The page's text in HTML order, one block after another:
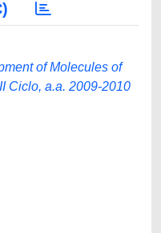
of Molecules of
Ciclo, a.a. 2009-2010